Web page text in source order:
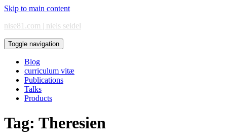
Skip to main content
nise81.com | niels seidel
Toggle navigation
Blog
curriculum vitæ
Publications
Talks
Products
Tag: Theresien